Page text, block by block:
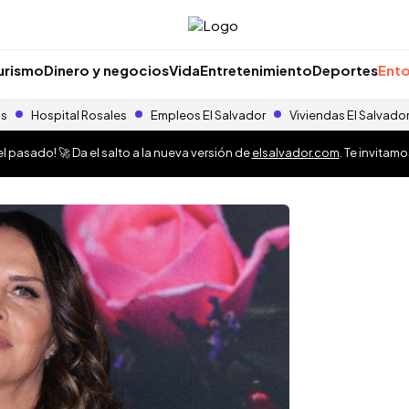
Dinero y negociosVidaEntretenimientoDeportes
Hospital Rosales Empleos El Salvador Viviendas El Salvador
pasado! 🚀 Da el salto a la nueva versión deelsalvador.com . Te